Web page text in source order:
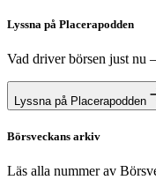
Lyssna på Placerapodden
Vad driver börsen just nu
Lyssna på Placerapodden
Börsveckans arkiv
Läs alla nummer av